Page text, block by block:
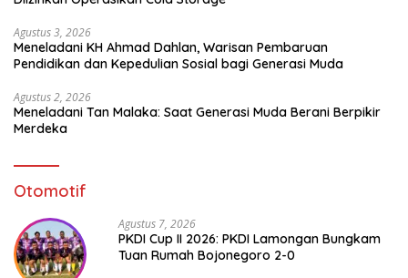
Agustus 3, 2026
Meneladani KH Ahmad Dahlan, Warisan Pembaruan
Pendidikan dan Kepedulian Sosial bagi Generasi Muda
Agustus 2, 2026
Meneladani Tan Malaka: Saat Generasi Muda Berani Berpikir
Merdeka
Otomotif
Agustus 7, 2026
PKDI Cup II 2026: PKDI Lamongan Bungkam
Tuan Rumah Bojonegoro 2-0